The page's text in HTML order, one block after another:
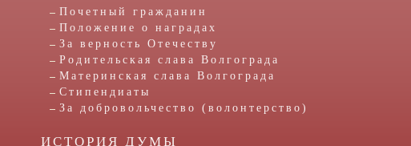
Почетный гражданин
Положение о наградах
За верность Отечеству
Родительская слава Волгограда
Материнская слава Волгограда
Стипендиаты
За добровольчество (волонтерство)
ИСТОРИЯ ДУМЫ